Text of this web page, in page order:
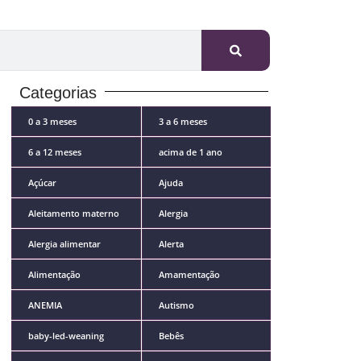
Categorias
0 a 3 meses 3 a 6 meses
6 a 12 meses acima de 1 ano
Açúcar Ajuda
Aleitamento materno Alergia
Alergia alimentar Alerta
Alimentação Amamentação
ANEMIA Autismo
baby-led-weaning Bebês